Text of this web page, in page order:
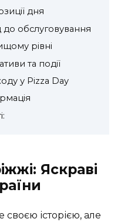
дня
до обслуговування
рівні
та події
у Pizza Day
Яскраві
історією, але